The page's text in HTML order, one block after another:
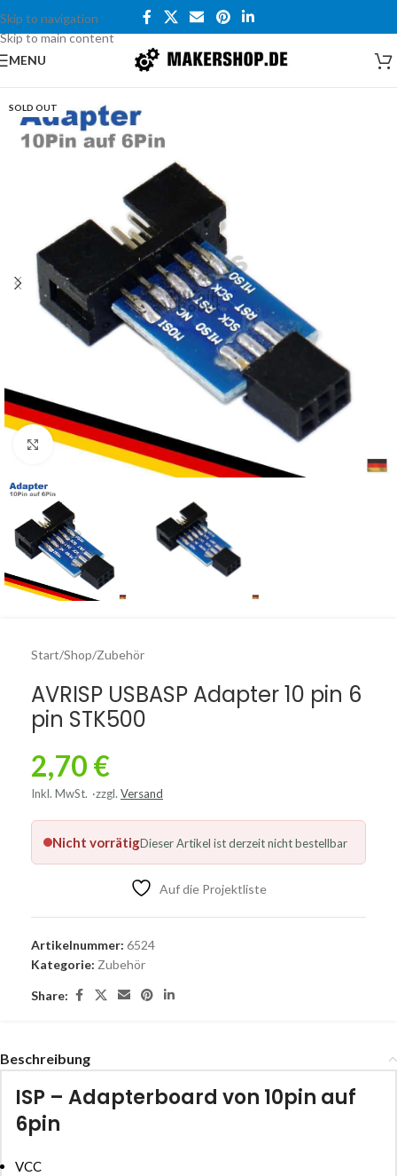
Skip to navigation
Skip to main content
MENU
SOLD OUT
Click to enlarge
Start/Shop/Zubehör
AVRISP USBASP Adapter 10 pin 6
pin STK500
2,70 €
Inkl. MwSt. zzgl. Versand
Nicht vorrätigDieser Artikel ist derzeit nicht bestellbar
Auf die Projektliste
Artikelnummer: 6524
Kategorie: Zubehör
Share:
Beschreibung
ISP – Adapterboard von 10pin auf
6pin
VCC